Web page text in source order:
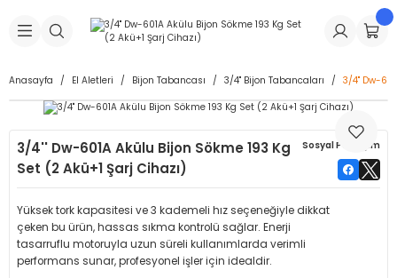
Geri Dön
Makineleri
Geri Dön
Geri Dön
İç Lastikleri
Geri Dön
Geri Dön
& Sibop İlaveleri
Geri Dön
Tüpü
Geri Dön
Makinesi Yedek Parçaları
Yedek Parçaları
Anasayfa El Aletleri Bijon Tabancası 3/4" Bijon Tabancaları 3/4'' Dw-
3/4'' Dw-601A Akülu Bijon Sökme 193 Kg
Set (2 Akü+1 Şarj Cihazı)
Sosyal Paylaşım
Yüksek tork kapasitesi ve 3 kademeli hız seçeneğiyle dikkat
çeken bu ürün, hassas sıkma kontrolü sağlar. Enerji
tasarruflu motoruyla uzun süreli kullanımlarda verimli
performans sunar, profesyonel işler için idealdir.